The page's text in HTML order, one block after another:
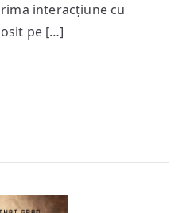
interacțiune cu
pe […]